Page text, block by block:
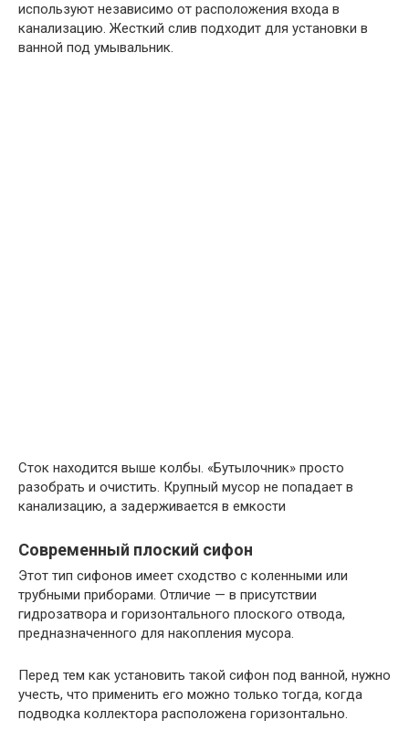
используют независимо от расположения входа в
канализацию. Жесткий слив подходит для установки в
ванной под умывальник.
Сток находится выше колбы. «Бутылочник» просто
разобрать и очистить. Крупный мусор не попадает в
канализацию, а задерживается в емкости
Современный плоский сифон
Этот тип сифонов имеет сходство с коленными или
трубными приборами. Отличие — в присутствии
гидрозатвора и горизонтального плоского отвода,
предназначенного для накопления мусора.
Перед тем как установить такой сифон под ванной, нужно
учесть, что применить его можно только тогда, когда
подводка коллектора расположена горизонтально.